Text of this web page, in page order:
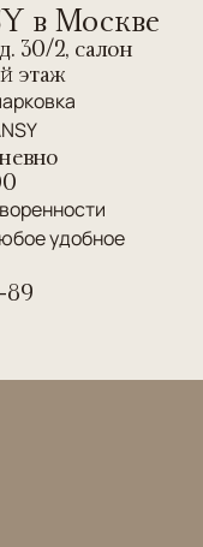
в Москве
30/2, салон
этаж
удобное
89